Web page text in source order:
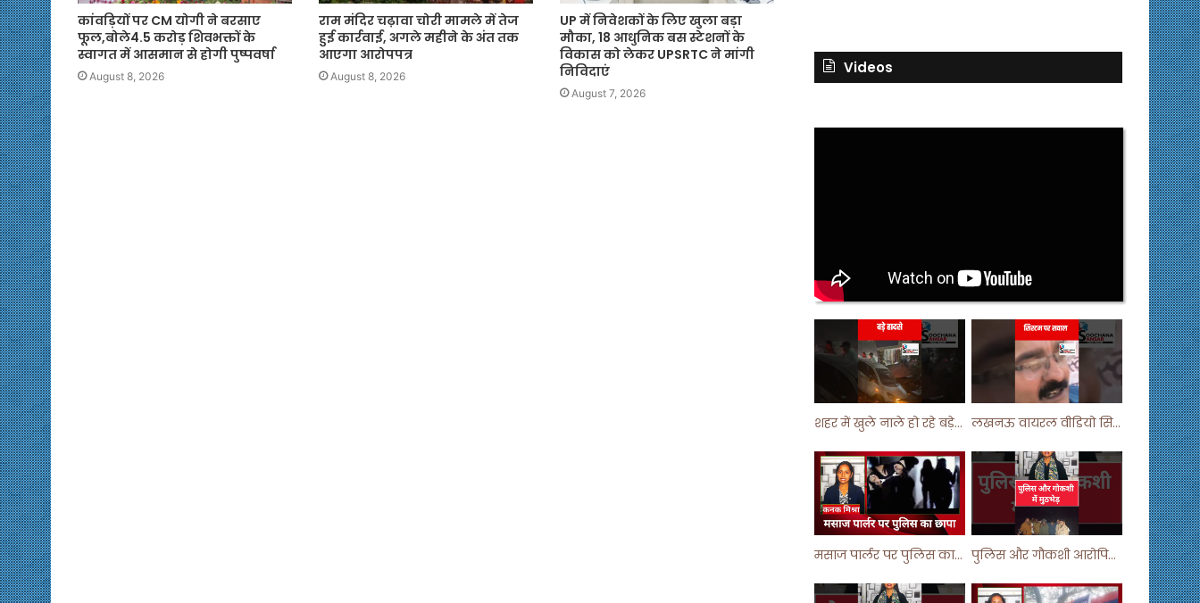
कांवड़ियों पर CM योगी ने बरसाए
फूल,बोले4.5 करोड़ शिवभक्तों के
स्वागत में आसमान से होगी पुष्पवर्षा
August 8, 2026
राम मंदिर चढ़ावा चोरी मामले में तेज
हुई कार्रवाई, अगले महीने के अंत तक
आएगा आरोपपत्र
August 8, 2026
UP में निवेशकों के लिए खुला बड़ा
मौका, 18 आधुनिक बस स्टेशनों के
विकास को लेकर UPSRTC ने मांगी
निविदाएं
August 7, 2026
Videos
शहर में खुले नाले हो रहे बड़े हादसे ! #shortsvideo #shorts लखनऊ वायरल वीडियो सिस्टम पर सवाल ! #shorts #shortvideo
मसाज पार्लर पर पुलिस का छापा ! #viralvideo #trending #parlour पुलिस और गौकशी आरोपियों में मुठभेड़ ! #shortvideo #shorts #shortsfeed